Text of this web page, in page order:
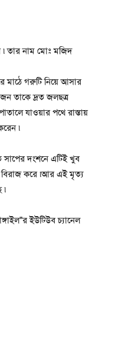
৷ তার নাম মোঃ মজিদ
মাঠে গরুটি নিয়ে আসার
তাকে দ্রত জলছত্র
যাওয়ার পথে রাস্তায়
৷
সাপের দংশনে এটিই খুব
বিরাজ করে ৷আর এই মৃত্য
ইউটিউব চ্যানেল